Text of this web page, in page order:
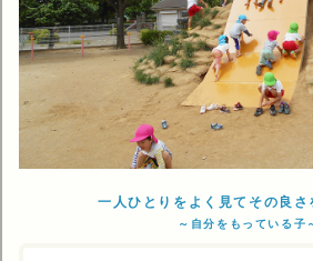
一人ひとりをよく見てその良さ
～自分をもっている子